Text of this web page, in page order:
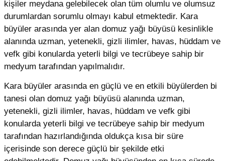
kişiler meydana gelebilecek olan tüm olumlu ve olumsuz
durumlardan sorumlu olmayı kabul etmektedir. Kara
büyüler arasında yer alan domuz yağı büyüsü kesinlikle
alanında uzman, yetenekli, gizli ilimler, havas, hüddam ve
vefk gibi konularda yeterli bilgi ve tecrübeye sahip bir
medyum tarafından yapılmalıdır.
Kara büyüler arasında en güçlü ve en etkili büyülerden bi
tanesi olan domuz yağı büyüsü alanında uzman,
yetenekli, gizli ilimler, havas, hüddam ve vefk gibi
konularda yeterli bilgi ve tecrübeye sahip bir medyum
tarafından hazırlandığında oldukça kısa bir süre
içerisinde son derece güçlü bir şekilde etki